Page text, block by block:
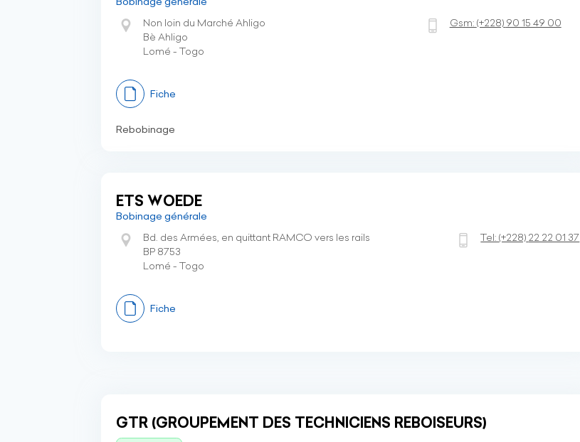
Non loin du Marché Ahligo
Bè Ahligo
Lomé - Togo
Gsm: (+228) 90 15 49 00
Fiche
Rebobinage
ETS WOEDE
Bobinage générale
Bd. des Armées, en quittant RAMCO vers les rails
BP 8753
Lomé - Togo
Tel:(+228) 22 22 01 37
Fiche
GTR (GROUPEMENT DES TECHNICIENS REBOISEURS)